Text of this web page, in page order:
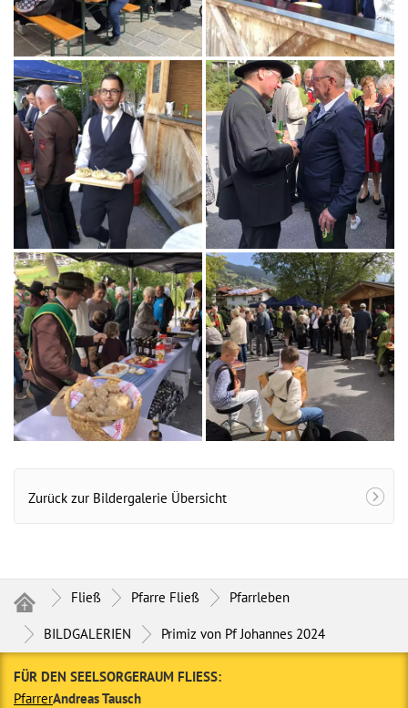
Zurück zur Bildergalerie Übersicht
Fließ Pfarre Fließ Pfarrleben
BILDGALERIEN Primiz von Pf Johannes 2024
FÜR DEN SEELSORGERAUM FLIESS:
PfarrerAndreas Tausch